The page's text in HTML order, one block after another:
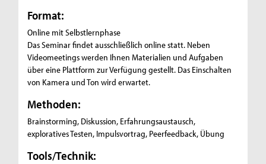
Format:
Online mit Selbstlernphase
Das Seminar findet ausschließlich online statt. Neben
Videomeetings werden Ihnen Materialien und Aufgaben
über eine Plattform zur Verfügung gestellt. Das Einschalten
von Kamera und Ton wird erwartet.
Methoden:
Brainstorming, Diskussion, Erfahrungsaustausch,
exploratives Testen, Impulsvortrag, Peerfeedback, Übung
Tools/Technik: